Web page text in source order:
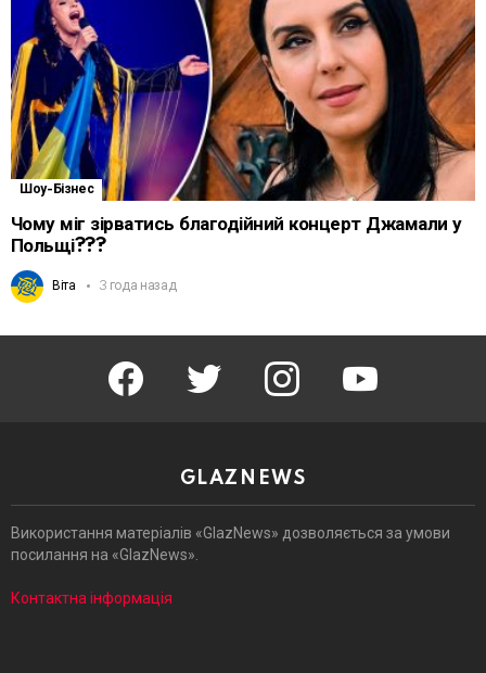
Шоу-Бізнес
Чому міг зірватись благодійний концерт Джамали у
Польщі???
Віта 3 года назад
facebook twitter instagram youtube
GLAZNEWS
Використання матеріалів «GlazNews» дозволяється за умови
посилання на «GlazNews».
Контактна інформація